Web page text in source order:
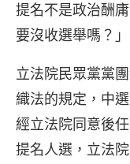
提名不是政治酬
要沒收選舉嗎？
立法院民眾黨黨
織法的規定，中
經立法院同意後
提名人選，立法